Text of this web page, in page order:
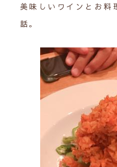
美味しいワインとお料
話。